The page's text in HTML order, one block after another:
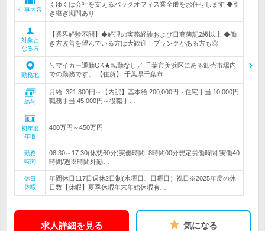
仕事内容
くゆくは会社を支えるバックオフィス業全般をお任せします ◆引
き継ぎ期間あり
対象と
なる方
【業界経験不問】◆経理の実務経験および日商簿記2級以上 ◆働
き方改善を望んでいる方は大歓迎！ブランクがある方も◎
勤務地
＼マイカー通勤OK★転勤なし／ 千葉市美浜区にある卸売市場内
での勤務です。 【住所】 千葉県千葉市…
給与
月給: 321,300円～【内訳】基本給:200,000円～住宅手当:10,000円
職務手当:45,000円～役職手…
初年度
年収
400万円～450万円
勤務
時間
08:30～17:30(休憩60分)実働時間: 8時間00分想定労働時間:実働40
時間/週※時間外勤…
休日
休暇
年間休日117日週休2日制(水曜日、日曜日）祝日※2025年度の休
日数【休暇】夏季休暇年末年始休暇有…
求人詳細を見る 気になる